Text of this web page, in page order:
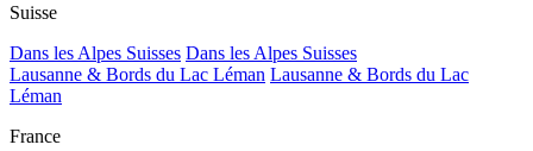
Suisse
Dans les Alpes Suisses Dans les Alpes Suisses
Lausanne & Bords du Lac Léman Lausanne & Bords du Lac
Léman
France